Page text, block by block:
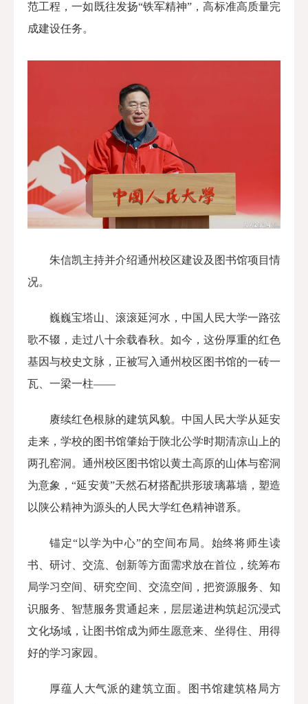
范工程，一如既往发扬“铁军精神”，高标准高质量完
成建设任务。
朱信凯主持并介绍通州校区建设及图书馆项目情
况。
巍巍宝塔山、滚滚延河水，中国人民大学一路弦
歌不辍，走过八十余载春秋。如今，这份厚重的红色
基因与校史文脉，正被写入通州校区图书馆的一砖一
瓦、 一梁一柱——
赓续红色根脉的建筑风貌。 中国人民大学从延安
走来，学校的图书馆肇始于陕北公学时期清凉山上的
两孔窑洞。通州校区图书馆以黄土高原的山体与窑洞
为意象，“延安黄”天然石材搭配拱形玻璃幕墙，塑造
以陕公精神为源头的人民大学红色精神谱系。
锚定“以学为中心”的空间布局。 始终将师生读
书、研讨、交流、创新等方面需求放在首位，统筹布
局学习空间、研究空间、交流空间，把资源服务、知
识服务、智慧服务贯通起来，层层递进构筑起沉浸式
文化场域 ，让图书馆成为师生愿意来、坐得住、用得
好的学习家园。
厚蕴人大气派的建筑立面。
图书馆建筑格局方